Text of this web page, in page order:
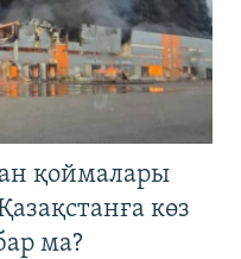
қоймалары
көз
ма?